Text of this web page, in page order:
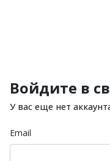
Войдите в
У вас еще нет
Email